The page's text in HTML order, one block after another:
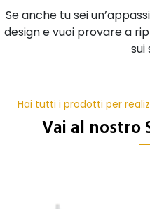
Se anche tu sei
design e vuoi provare a
sui
Hai tutti i prodotti per
Vai al nostro